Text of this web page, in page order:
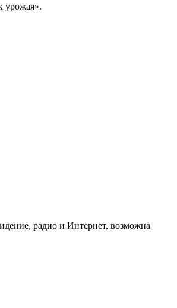
урожая».
радио и Интернет, возможна